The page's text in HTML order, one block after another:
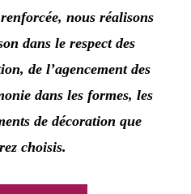
nous réalisons
dans le respect des
de l’agencement des
dans les formes, les
de décoration que
choisis.